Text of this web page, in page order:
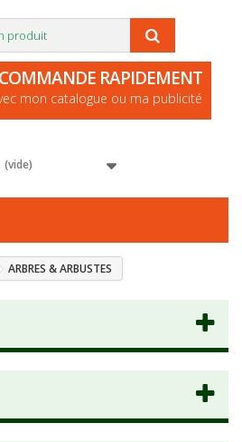
COMMANDE RAPIDEMENT
mon catalogue ou ma publicité
(vide)
ARBRES & ARBUSTES